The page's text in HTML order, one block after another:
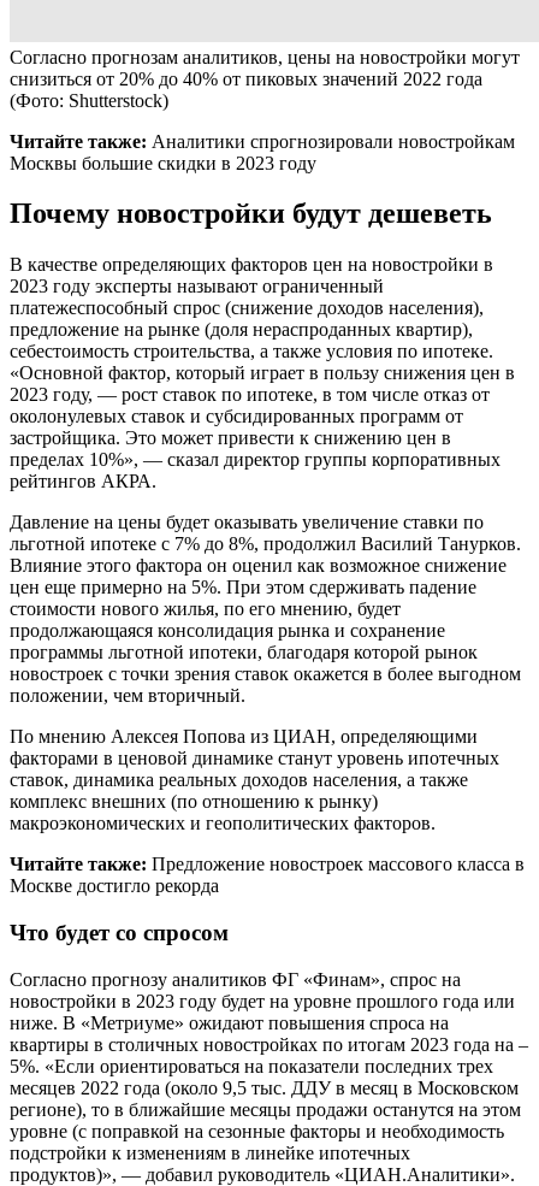
Согласно прогнозам аналитиков, цены на новостройки могут
снизиться от 20% до 40% от пиковых значений 2022 года
(Фото: Shutterstock)
Читайте также: Аналитики спрогнозировали новостройкам
Москвы большие скидки в 2023 году
Почему новостройки будут дешеветь
В качестве определяющих факторов цен на новостройки в
2023 году эксперты называют ограниченный
платежеспособный спрос (снижение доходов населения),
предложение на рынке (доля нераспроданных квартир),
себестоимость строительства, а также условия по ипотеке.
«Основной фактор, который играет в пользу снижения цен в
2023 году, — рост ставок по ипотеке, в том числе отказ от
околонулевых ставок и субсидированных программ от
застройщика. Это может привести к снижению цен в
пределах 10%», — сказал директор группы корпоративных
рейтингов АКРА.
Давление на цены будет оказывать увеличение ставки по
льготной ипотеке с 7% до 8%, продолжил Василий Танурков.
Влияние этого фактора он оценил как возможное снижение
цен еще примерно на 5%. При этом сдерживать падение
стоимости нового жилья, по его мнению, будет
продолжающаяся консолидация рынка и сохранение
программы льготной ипотеки, благодаря которой рынок
новостроек с точки зрения ставок окажется в более выгодном
положении, чем вторичный.
По мнению Алексея Попова из ЦИАН, определяющими
факторами в ценовой динамике станут уровень ипотечных
ставок, динамика реальных доходов населения, а также
комплекс внешних (по отношению к рынку)
макроэкономических и геополитических факторов.
Читайте также: Предложение новостроек массового класса в
Москве достигло рекорда
Что будет со спросом
Согласно прогнозу аналитиков ФГ «Финам», спрос на
новостройки в 2023 году будет на уровне прошлого года или
ниже. В «Метриуме» ожидают повышения спроса на
квартиры в столичных новостройках по итогам 2023 года на –
5%. «Если ориентироваться на показатели последних трех
месяцев 2022 года (около 9,5 тыс. ДДУ в месяц в Московском
регионе), то в ближайшие месяцы продажи останутся на этом
уровне (с поправкой на сезонные факторы и необходимость
подстройки к изменениям в линейке ипотечных
продуктов)», — добавил руководитель «ЦИАН.Аналитики».